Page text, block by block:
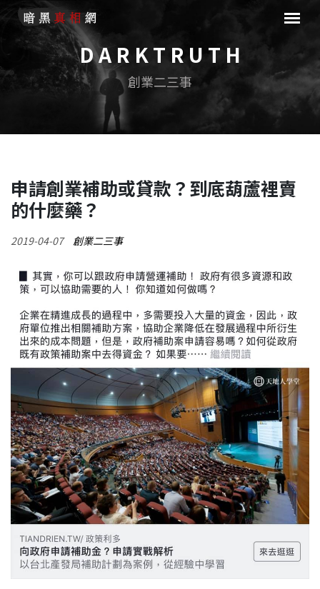
D A R K T R U T H
創業二三事
申請創業補助或貸款？到底葫蘆裡賣
的什麼藥？
2019-04-07 創業二三事